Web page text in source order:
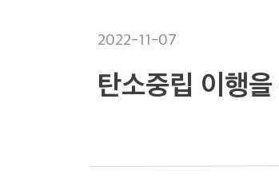
2022-11-07
탄소중립 이행